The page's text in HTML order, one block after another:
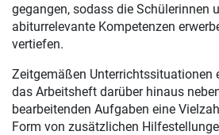
gegangen, sodass die Schülerinnen
abiturrelevante Kompetenzen
vertiefen.
Zeitgemäßen Unterrichtssituationen
das Arbeitsheft darüber hinaus
bearbeitenden Aufgaben eine
Form von zusätzlichen